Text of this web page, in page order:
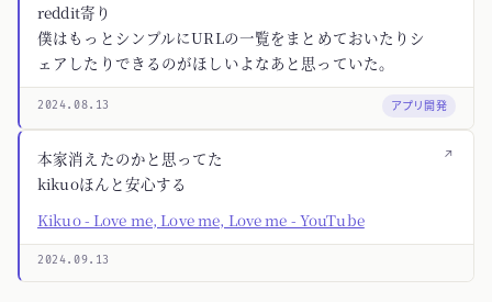
reddit寄り
僕はもっとシンプルにURLの一覧をまとめておいたりシ
ェアしたりできるのがほしいよなあと思っていた。
2024.08.13 アプリ開発
↗
本家消えたのかと思ってた
kikuoほんと安心する
Kikuo - Love me, Love me, Love me - YouTube
2024.09.13